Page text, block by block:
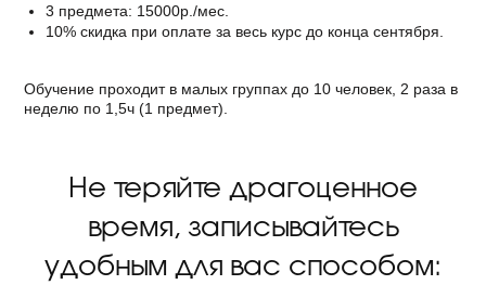
3 предмета: 15000р./мес.
10% скидка при оплате за весь курс до конца сентября.
Обучение проходит в малых группах до 10 человек, 2 раза в
неделю по 1,5ч (1 предмет).
Не теряйте драгоценное
время, записывайтесь
удобным для вас способом: